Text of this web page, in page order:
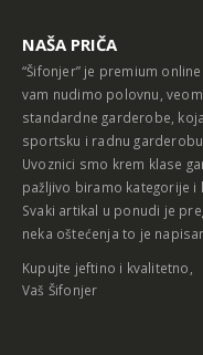
NAŠA PRIČA
“Šifonjer” je premium
vam nudimo polovnu,
standardne garderobe,
sportsku i radnu
Uvoznici smo krem klase
pažljivo biramo kategorije
Svaki artikal u ponudi je
neka oštećenja to je
Kupujte jeftino i kvalitetno,
Vaš Šifonjer